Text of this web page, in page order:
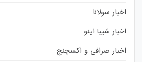
اخبار سولانا
اخبار شیبا اینو
اخبار صرافی و اکسچنج